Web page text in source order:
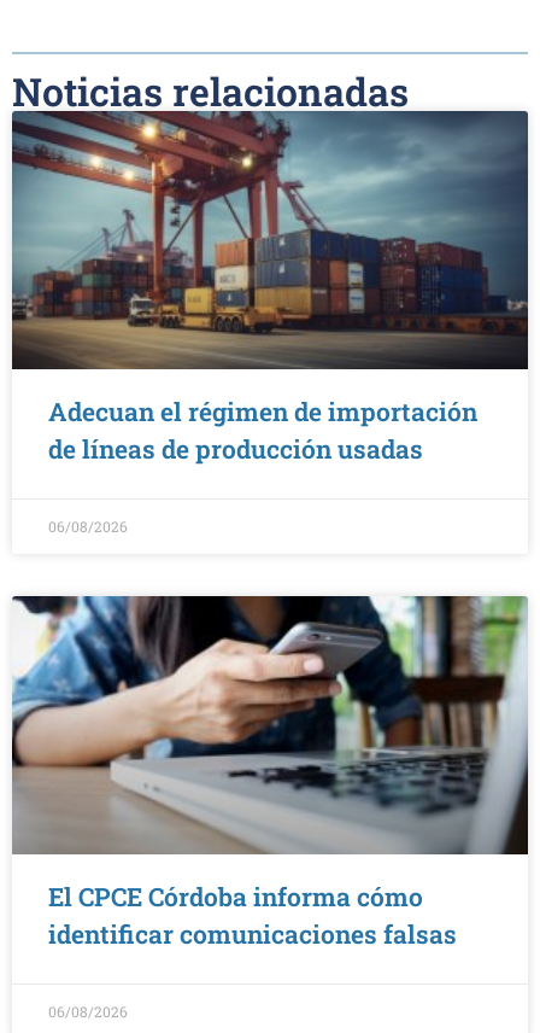
Noticias relacionadas
Adecuan el régimen de importación
de líneas de producción usadas
06/08/2026
El CPCE Córdoba informa cómo
identificar comunicaciones falsas
06/08/2026